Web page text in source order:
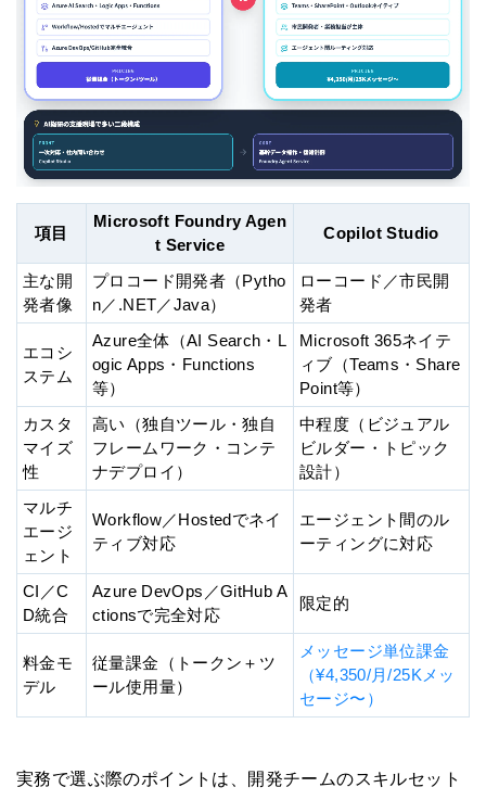
項目
Microsoft Foundry Agen
t Service
Copilot Studio
主な開
発者像
プロコード開発者（Pytho
n／.NET／Java）
ローコード／市民開
発者
エコシ
ステム
Azure全体（AI Search・L
ogic Apps・Functions
等）
Microsoft 365ネイテ
ィブ（Teams・Share
Point等）
カスタ
マイズ
性
高い（独自ツール・独自
フレームワーク・コンテ
ナデプロイ）
中程度（ビジュアル
ビルダー・トピック
設計）
マルチ
エージ
ェント
Workflow／Hostedでネイ
ティブ対応
エージェント間のル
ーティングに対応
CI／C
D統合
Azure DevOps／GitHub A
ctionsで完全対応
限定的
料金モ
デル
従量課金（トークン＋ツ
ール使用量）
メッセージ単位課金
（¥4,350/月/25Kメッ
セージ〜）
実務で選ぶ際のポイントは、開発チームのスキルセット